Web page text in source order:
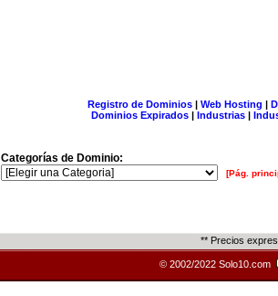
Registro de Dominios| Web Hosting |
Dominios Expirados | Industrias |
Categorías de Dominio:
[Pág.
** Precios
© 2002/2022 Solo10.com